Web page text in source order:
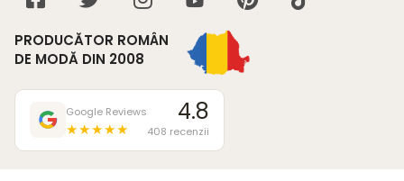
PRODUCĂTOR ROMÂN
DE MODĂ DIN 2008
Google Reviews
★★★★★
4.8
408 recenzii